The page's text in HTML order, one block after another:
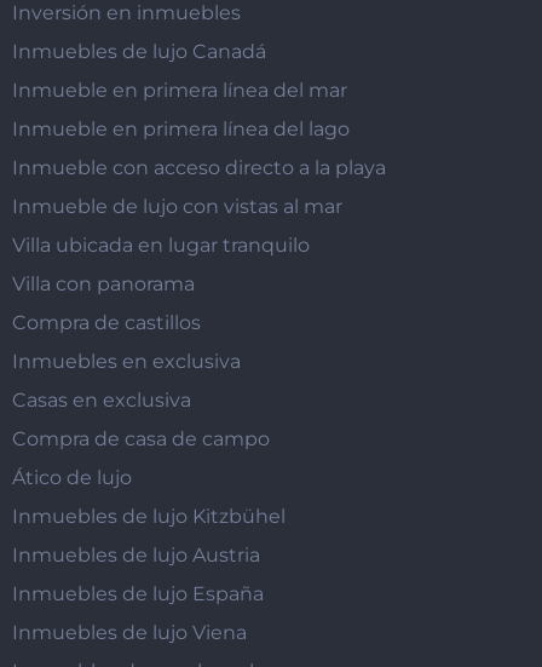
Inversión en inmuebles
Inmuebles de lujo Canadá
Inmueble en primera línea del mar
Inmueble en primera línea del lago
Inmueble con acceso directo a la playa
Inmueble de lujo con vistas al mar
Villa ubicada en lugar tranquilo
Villa con panorama
Compra de castillos
Inmuebles en exclusiva
Casas en exclusiva
Compra de casa de campo
Ático de lujo
Inmuebles de lujo Kitzbühel
Inmuebles de lujo Austria
Inmuebles de lujo España
Inmuebles de lujo Viena